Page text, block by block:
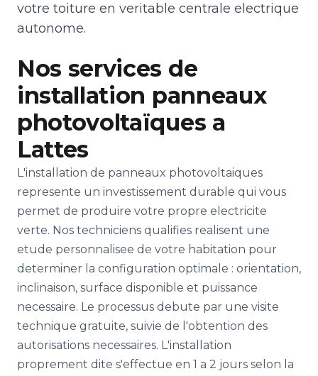
votre toiture en veritable centrale electrique
autonome.
Nos services de
installation panneaux
photovoltaïques a
Lattes
L'installation de panneaux photovoltaiques
represente un investissement durable qui vous
permet de produire votre propre electricite
verte. Nos techniciens qualifies realisent une
etude personnalisee de votre habitation pour
determiner la configuration optimale : orientation,
inclinaison, surface disponible et puissance
necessaire. Le processus debute par une visite
technique gratuite, suivie de l'obtention des
autorisations necessaires. L'installation
proprement dite s'effectue en 1 a 2 jours selon la